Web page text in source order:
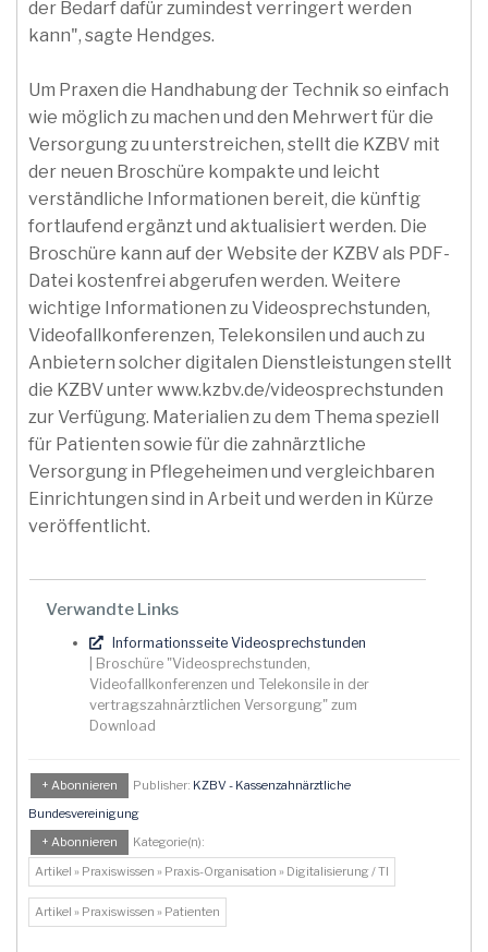
der Bedarf dafür zumindest verringert werden
kann", sagte Hendges.
Um Praxen die Handhabung der Technik so einfach
wie möglich zu machen und den Mehrwert für die
Versorgung zu unterstreichen, stellt die KZBV mit
der neuen Broschüre kompakte und leicht
verständliche Informationen bereit, die künftig
fortlaufend ergänzt und aktualisiert werden. Die
Broschüre kann auf der Website der KZBV als PDF-
Datei kostenfrei abgerufen werden. Weitere
wichtige Informationen zu Videosprechstunden,
Videofallkonferenzen, Telekonsilen und auch zu
Anbietern solcher digitalen Dienstleistungen stellt
die KZBV unter www.kzbv.de/videosprechstunden
zur Verfügung. Materialien zu dem Thema speziell
für Patienten sowie für die zahnärztliche
Versorgung in Pflegeheimen und vergleichbaren
Einrichtungen sind in Arbeit und werden in Kürze
veröffentlicht.
Verwandte Links
Informationsseite Videosprechstunden
| Broschüre "Videosprechstunden,
Videofallkonferenzen und Telekonsile in der
vertragszahnärztlichen Versorgung" zum
Download
+ Abonnieren Publisher: KZBV - Kassenzahnärztliche
Bundesvereinigung
+ Abonnieren
Kategorie(n):
Artikel » Praxiswissen » Praxis-Organisation » Digitalisierung / TI
Artikel » Praxiswissen » Patienten